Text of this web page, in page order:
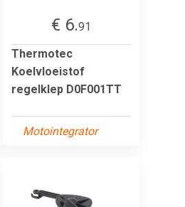
€ 6.91
Thermotec
Koelvloeistof
regelklep D0F001TT
Motointegrator